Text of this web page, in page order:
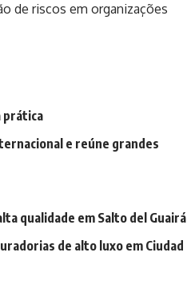
de riscos em organizações
prática
e reúne grandes
qualidade em Salto del Guairá
de alto luxo em Ciudad